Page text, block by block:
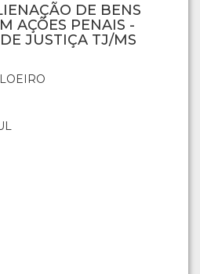
DE BENS
AÇÕES PENAIS -
JUSTIÇA TJ/MS